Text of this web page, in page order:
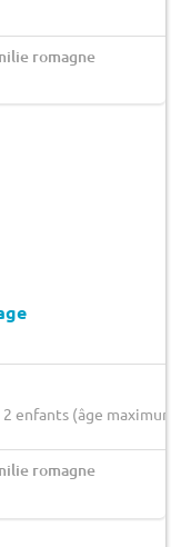
romagne
enfants (âge
romagne